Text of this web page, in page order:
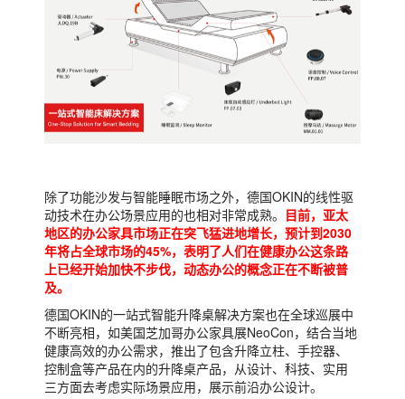
除了功能沙发与智能睡眠市场之外，德国OKIN的线性驱
动技术在办公场景应用的也相对非常成熟。 目前，亚太
地区的办公家具市场正在突飞猛进地增长，预计到2030
年将占全球市场的45%，表明了人们在健康办公这条路
上已经开始加快不步伐，动态办公的概念正在不断被普
及。
德国OKIN的一站式智能升降桌解决方案也在全球巡展中
不断亮相，如美国芝加哥办公家具展NeoCon，结合当地
健康高效的办公需求，推出了包含升降立柱、手控器、
控制盒等产品在内的升降桌产品，从设计、科技、实用
三方面去考虑实际场景应用，展示前沿办公设计。